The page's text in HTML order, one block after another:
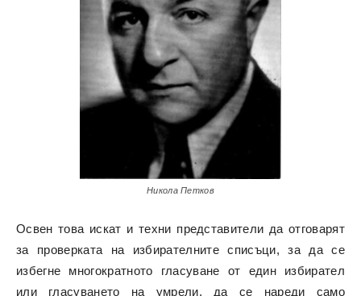
Никола Петков
Освен това искат и техни представители да отговарят
за проверката на избирателните списъци, за да се
избегне многократното гласуване от един избирател
или гласуването на умрели, да се нареди само